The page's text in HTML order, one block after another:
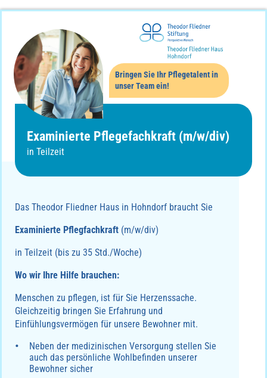
Bringen Sie Ihr Pflegetalent in
unser Team ein!
Examinierte Pflegefachkraft (m/w/div)
in Teilzeit
Das Theodor Fliedner Haus in Hohndorf braucht Sie
Examinierte Pflegfachkraft (m/w/div)
in Teilzeit (bis zu 35 Std./Woche)
Wo wir Ihre Hilfe brauchen:
Menschen zu pflegen, ist für Sie Herzenssache.
Gleichzeitig bringen Sie Erfahrung und
Einfühlungsvermögen für unsere Bewohner mit.
Neben der medizinischen Versorgung stellen Sie
auch das persönliche Wohlbefinden unserer
Bewohner sicher